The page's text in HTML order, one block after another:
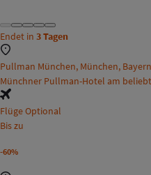
Endet in 3 Tagen
Pullman München, München,
Münchner Pullman-Hotel am
Flüge Optional
Bis zu
-60%